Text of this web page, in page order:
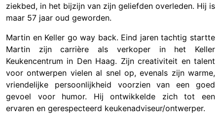
ziekbed, in het bijzijn van zijn geliefden overleden. Hij is
maar 57 jaar oud geworden.
Martin en Keller go way back. Eind jaren tachtig startte
Martin zijn carrière als verkoper in het Keller
Keukencentrum in Den Haag. Zijn creativiteit en talent
voor ontwerpen vielen al snel op, evenals zijn warme,
vriendelijke persoonlijkheid voorzien van een goed
gevoel voor humor. Hij ontwikkelde zich tot een
ervaren en gerespecteerd keukenadviseur/ontwerper.